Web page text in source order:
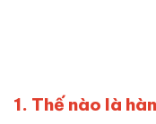
1. Thế nào là